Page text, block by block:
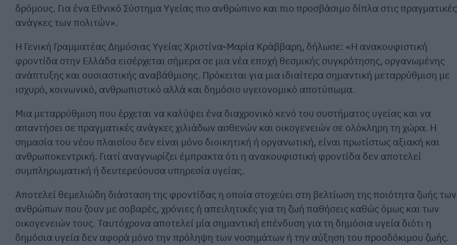
δρόμους. Για ένα Εθνικό Σύστημα Υγείας πιο ανθρώπινο και πιο προσβάσιμο δίπλα στις πραγματικές
ανάγκες των πολιτών».
Η Γενική Γραμματέας Δημόσιας Υγείας Χριστίνα-Μαρία Κράββαρη, δήλωσε: «Η ανακουφιστική
φροντίδα στην Ελλάδα εισέρχεται σήμερα σε μια νέα εποχή θεσμικής συγκρότησης, οργανωμένης
ανάπτυξης και ουσιαστικής αναβάθμισης. Πρόκειται για μια ιδιαίτερα σημαντική μεταρρύθμιση με
ισχυρό, κοινωνικό, ανθρωπιστικό αλλά και δημόσιο υγειονομικό αποτύπωμα.
Μια μεταρρύθμιση που έρχεται να καλύψει ένα διαχρονικό κενό του συστήματος υγείας και να
απαντήσει σε πραγματικές ανάγκες χιλιάδων ασθενών και οικογενειών σε ολόκληρη τη χώρα. Η
σημασία του νέου πλαισίου δεν είναι μόνο διοικητική ή οργανωτική, είναι πρωτίστως αξιακή και
ανθρωποκεντρική. Γιατί αναγνωρίζει έμπρακτα ότι η ανακουφιστική φροντίδα δεν αποτελεί
συμπληρωματική ή δευτερεύουσα υπηρεσία υγείας.
Αποτελεί θεμελιώδη διάσταση της φροντίδας η οποία στοχεύει στη βελτίωση της ποιότητα ζωής των
ανθρώπων που ζουν με σοβαρές, χρόνιες ή απειλητικές για τη ζωή παθήσεις καθώς όμως και των
οικογενειών τους. Ταυτόχρονα αποτελεί μία σημαντική επένδυση για τη δημόσια υγεία διότι η
δημόσια υγεία δεν αφορά μόνο την πρόληψη των νοσημάτων ή την αύξηση του προσδόκιμου ζωής.